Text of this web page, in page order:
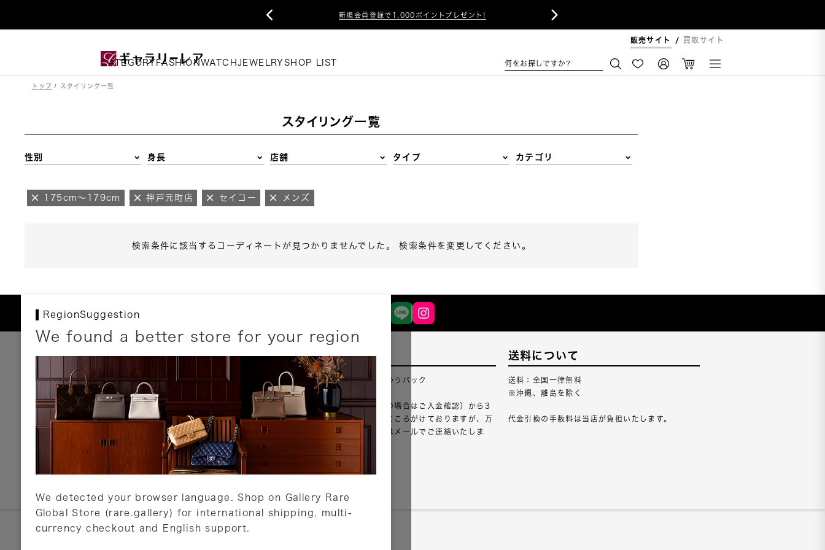
新規会員登録で1,000ポイントプレゼント!
 
販売サイト 買取サイト
CATEGORY FASHIONWATCHJEWELRY SHOP LIST 何をお探しですか?
トップ スタイリング一覧
スタイリング一覧
性別 身長 店舗 タイプ カテゴリ
175cm～179cm 神戸元町店 セイコー メンズ
検索条件に該当するコーディネートが見つかりませんでした。 検索条件を変更してください。
RegionSuggestion
We found a better store for your region
We detected your browser language. Shop on Gallery Rare
Global Store (rare.gallery) for international shipping, multi-
currency checkout and English support.
お支払いについて
以下のお支払方法が利用可能です。
クレジットカード
ショッピングローン
銀行振込・郵便振替
代金引換
Amazon Pay
PayPay
店頭支払い
詳しくはこちら
配送について
配送業者：佐川急便・ゆうパック
ご注文確認（銀行振込の場合はご入金確認）から3
営業日以内のご出荷をこころがけておりますが、万
が一出荷が遅れる場合はメールでご連絡いたしま
詳しくはこちら
送料について
送料：全国一律無料
※沖縄、離島を除く
代金引換の手数料は当店が負担いたします。